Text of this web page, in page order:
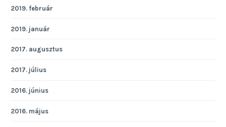
2019. február
2019. január
2017. augusztus
2017. július
2016. június
2016. május